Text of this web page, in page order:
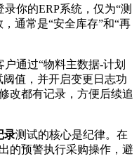
录你的ERP系统，仅为“测
通常是“安全库存”和“再
通过“物料主数据-计划
值，并开启变更日志功
改都有记录，方便后续追
录测试的核心是纪律。在
的预警执行采购操作，避